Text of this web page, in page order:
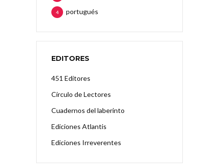
portugués
4
EDITORES
451 Editores
Círculo de Lectores
Cuadernos del laberinto
Ediciones Atlantis
Ediciones Irreverentes